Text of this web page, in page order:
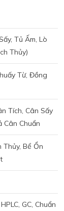
Tủ Ấm, Lò
Thủy)
Từ, Đồng
Tích, Cân Sấy
Cân Chuẩn
Thủy, Bể Ổn
GC, Chuẩn